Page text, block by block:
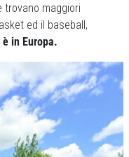
trovano maggiori
ed il baseball,
in Europa.